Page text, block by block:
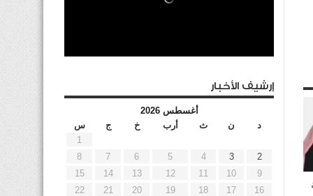
إرشيف الأخبار
أغسطس 2026
د
ن ث أرب خ ج
س
1
2
3
4
5
6
7
8
9
10
11
12
13
14
15
16
17
18
19
20
21
22